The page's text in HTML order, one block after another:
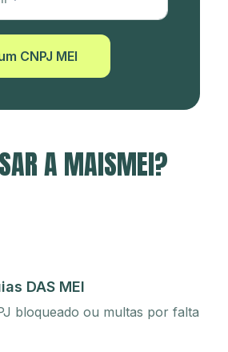
CNPJ MEI
A MAISMEI?
DAS MEI
bloqueado ou multas por falta